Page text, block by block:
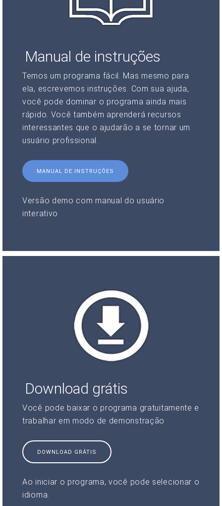
Manual de instruções
Temos um programa fácil. Mas mesmo para
ela, escrevemos instruções. Com sua ajuda,
você pode dominar o programa ainda mais
rápido. Você também aprenderá recursos
interessantes que o ajudarão a se tornar um
usuário profissional.
MANUAL DE INSTRUÇÕES
Versão demo com manual do usuário
interativo
Download grátis
Você pode baixar o programa gratuitamente e
trabalhar em modo de demonstração
DOWNLOAD GRÁTIS
Ao iniciar o programa, você pode selecionar o
idioma.